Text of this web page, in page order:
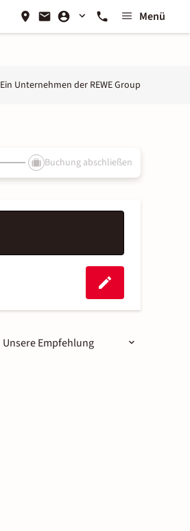
Menü
Ein Unternehmen der REWE Group
Buchung abschließen